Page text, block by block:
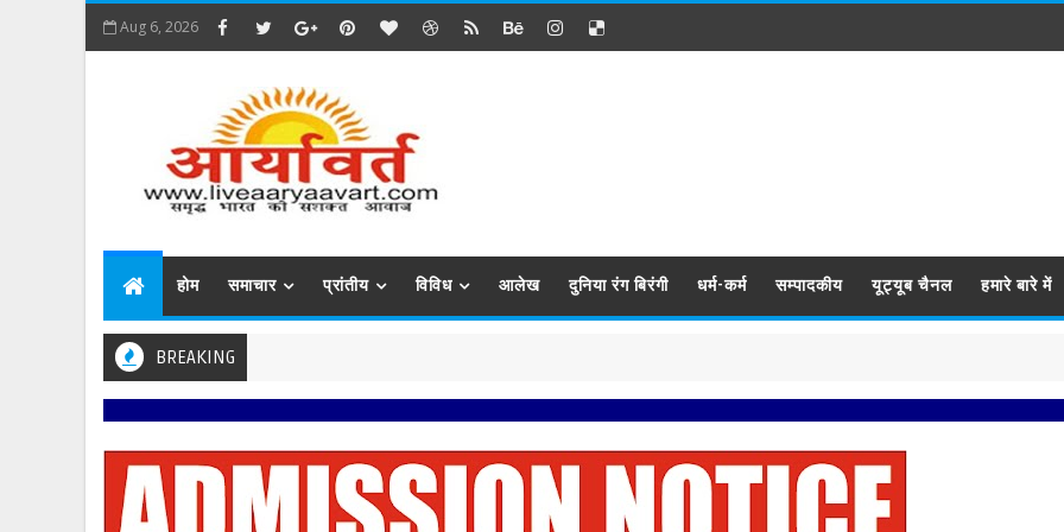
Aug 6, 2026
होम समाचार प्रांतीय विविध आलेख दुनिया रंग बिरंगी धर्म-कर्म सम्पादकीय यूट्यूब चैनल हमारे बारे में
BREAKING